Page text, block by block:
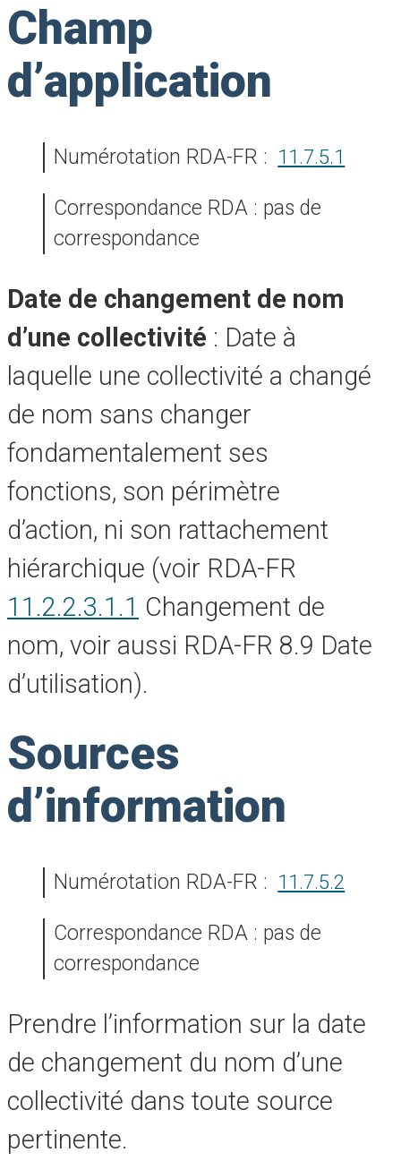
Champ
d’application
Numérotation RDA-FR : 11.7.5.1
Correspondance RDA : pas de
correspondance
date de changement de nom
d’une collectivité : Date à
laquelle une collectivité a changé
de nom sans changer
fondamentalement ses
fonctions, son périmètre
d’action, ni son rattachement
hiérarchique (voir RDA-FR
11.2.2.3.1.1 Changement de
nom, voir aussi RDA-FR 8.9 Date
d’utilisation).
Sources
d’information
Numérotation RDA-FR : 11.7.5.2
Correspondance RDA : pas de
correspondance
Prendre l’information sur la date
de changement du nom d’une
collectivité dans toute source
pertinente.